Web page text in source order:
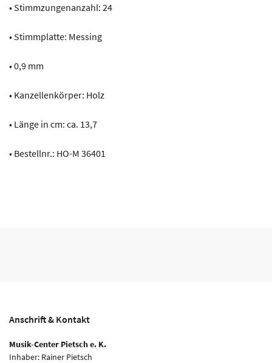
• Stimmzungenanzahl: 24
• Stimmplatte: Messing
• 0,9 mm
• Kanzellenkörper: Holz
• Länge in cm: ca. 13,7
• Bestellnr.: HO-M 36401
Anschrift & Kontakt
Musik-Center Pietsch e. K.
Inhaber: Rainer Pietsch